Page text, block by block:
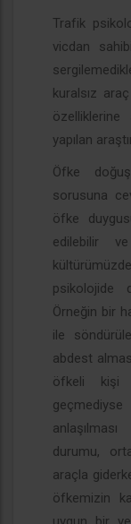
Trafik
vicdan
kuralsız
özelliklerine
yapılan
Öfke
sorusuna
öfke
edilebilir
psikolojide
Örneğin bir
ile
abdest
öfkeli kişi
durumu,
araçla
öfkemizin